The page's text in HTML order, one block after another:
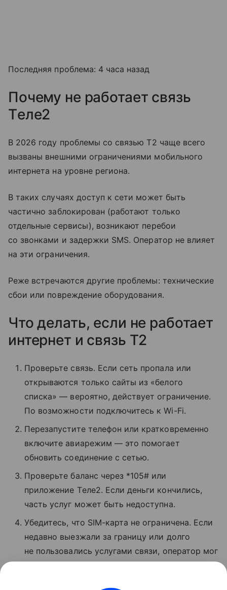
Последняя проблема: 4 часа назад
Почему не работает связь
Tеле2
В 2026 году проблемы со связью T2 чаще всего
вызваны внешними ограничениями мобильного
интернета на уровне региона.
В таких случаях доступ к сети может быть
частично заблокирован (работают только
отдельные сервисы), возникают перебои
со звонками и задержки SMS. Оператор не влияет
на эти ограничения.
Реже встречаются другие проблемы: технические
сбои или повреждение оборудования.
Что делать, если не работает
интернет и связь T2
Проверьте связь. Если сеть пропала или
открываются только сайты из «белого
списка» — вероятно, действует ограничение.
По возможности подключитесь к Wi-Fi.
Перезапустите телефон или кратковременно
включите авиарежим — это помогает
обновить соединение с сетью.
Проверьте баланс через *105# или
приложение Tеле2. Если деньги кончились,
часть услуг может быть недоступна.
Убедитесь, что SIM-карта не ограничена. Если
недавно выезжали за границу или долго
не пользовались услугами связи, оператор мог
временно заблокировать звонки и интернет.